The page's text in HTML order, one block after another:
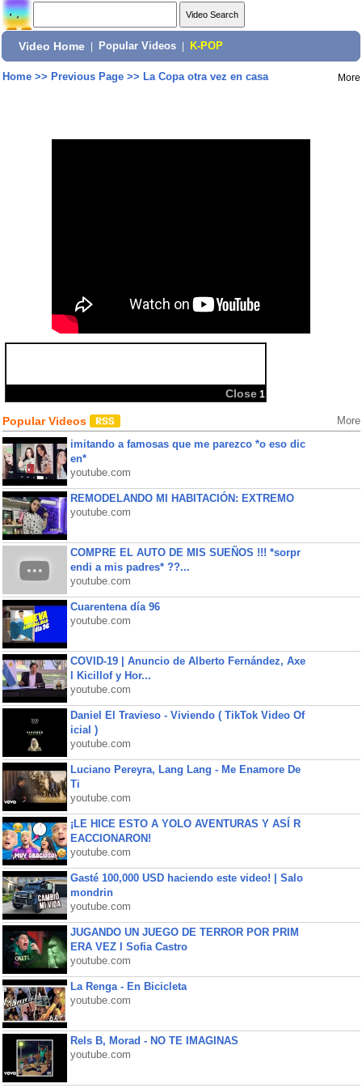
Video Home Popular Videos K-POP
Home>> Previous Page>> La Copa otra vez en casa More
Close 1
Share:
Popular Videos More
imitando a famosas que me parezco *o eso dic
en*
youtube.com
REMODELANDO MI HABITACIÓN: EXTREMO
youtube.com
COMPRE EL AUTO DE MIS SUEÑOS !!! *sorpr
endi a mis padres* ??...
youtube.com
Cuarentena día 96
youtube.com
COVID-19 | Anuncio de Alberto Fernández, Axe
l Kicillof y Hor...
youtube.com
Daniel El Travieso - Viviendo ( TikTok Video Of
icial )
youtube.com
Luciano Pereyra, Lang Lang - Me Enamore De
Ti
youtube.com
¡LE HICE ESTO A YOLO AVENTURAS Y ASÍ R
EACCIONARON!
youtube.com
Gasté 100,000 USD haciendo este video! | Salo
mondrin
youtube.com
JUGANDO UN JUEGO DE TERROR POR PRIM
ERA VEZ l Sofia Castro
youtube.com
La Renga - En Bicicleta
youtube.com
Rels B, Morad - NO TE IMAGINAS
youtube.com